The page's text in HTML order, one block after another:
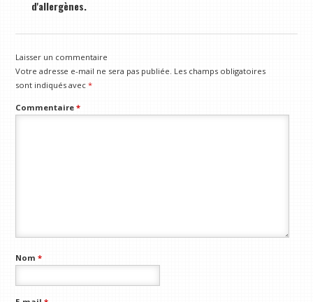
d'allergènes.
Laisser un commentaire
Votre adresse e-mail ne sera pas publiée. Les champs obligatoires
sont indiqués avec*
Commentaire*
Nom*